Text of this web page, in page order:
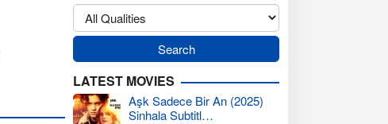
LATEST MOVIES
Aşk Sadece Bir An (2025)
Sinhala Subtitl…